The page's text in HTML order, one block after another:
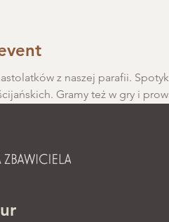
z naszej parafii.
Gramy też w gry i